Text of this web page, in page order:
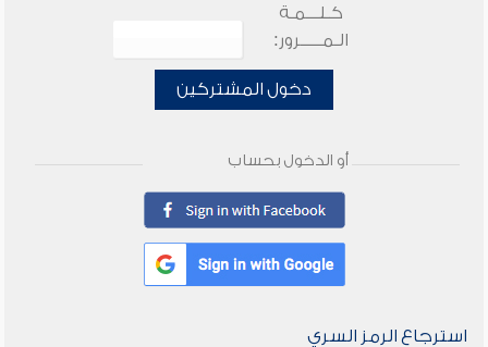
كـلـــمـة
الـمـــــرور:
دخول المشتركين
أو الدخول بحساب
استرجاع الرمز السري